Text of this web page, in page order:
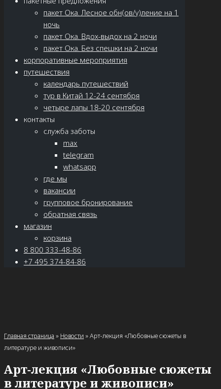
пакет Ока. Лесное обн(ов/у)ление на 1
ночь
пакет Ока. Вдох-выдох на 2 ночи
пакет Ока. Без спешки на 2 ночи
корпоративные мероприятия
путешествия
календарь путешествий
тур в Китай 12-24 сентября
четыре лапы 18-20 сентября
контакты
служба заботы
max
telegram
whatsapp
где мы
вакансии
групповое бронирование
обратная связь
магазин
корзина
8 800 333-48-86
+7 495 374-84-86
Главная страница » Новости »Арт-лекция «Любовные сюжеты в
литературе и живописи»
Арт-лекция «Любовные сюжеты
в литературе и живописи»